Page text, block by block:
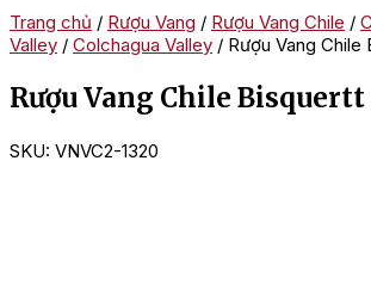
Trang chủ / Rượu Vang / Rượu Vang Chile /
Valley / Colchagua Valley / Rượu Vang Chile
Rượu Vang Chile Bisquertt
SKU: VNVC2-1320